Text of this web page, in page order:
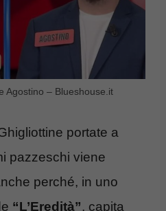
Agostino – Blueshouse.it
portate a
pazzeschi viene
perché, in uno
“L’Eredità”, capita